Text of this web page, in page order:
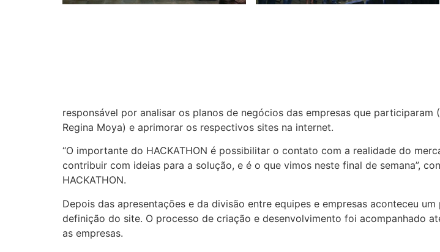
responsável por analisar os planos de negócios das empresas que
Regina Moya) e aprimorar os respectivos sites na internet.
“O importante do HACKATHON é possibilitar o contato com a realidade do
contribuir com ideias para a solução, e é o que vimos neste final de semana”,
HACKATHON.
Depois das apresentações e da divisão entre equipes e empresas aconteceu
definição do site. O processo de criação e desenvolvimento foi acompanhado
as empresas.